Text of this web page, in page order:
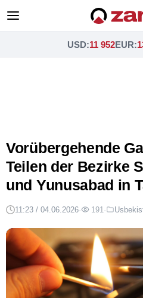
USD:11 952EUR:
Vorübergehende
Teilen der Bezirke
und Yunusabad in
11:23 / 04.06.2026· 191 ·